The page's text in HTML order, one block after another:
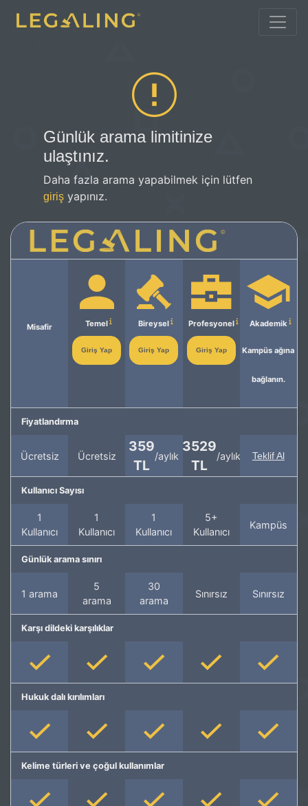
Günlük arama limitinize
ulaştınız.
Daha fazla arama yapabilmek için lütfen
giriş yapınız.
Misafir Temel
Giriş Yap
Bireysel
Giriş Yap
Profesyonel
Giriş Yap
Akademik
Kampüs ağına
bağlanın.
Fiyatlandırma
Ücretsiz Ücretsiz
359
TL
/aylık
3529
TL
/aylık Teklif Al
Kullanıcı Sayısı
1
Kullanıcı
1
Kullanıcı
1
Kullanıcı
5+
Kullanıcı
Kampüs
Günlük arama sınırı
1 arama
5
arama
30
arama
Sınırsız Sınırsız
Karşı dildeki karşılıklar
Hukuk dalı kırılımları
Kelime türleri ve çoğul kullanımlar